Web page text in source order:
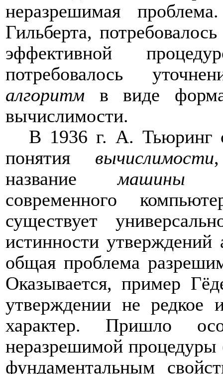
неразрешимая
Гильберта,
эффективной
потребовалось
алгоритм в виде
вычислимости.
В 1936 г. А. Тьюринг
понятия вычислимости
названиемашины
современного
существует
истинности
общая проблема
Оказывается, пример
утверждении не редкое
характер. Пришло
неразрешимой процедуры
фундаментальным